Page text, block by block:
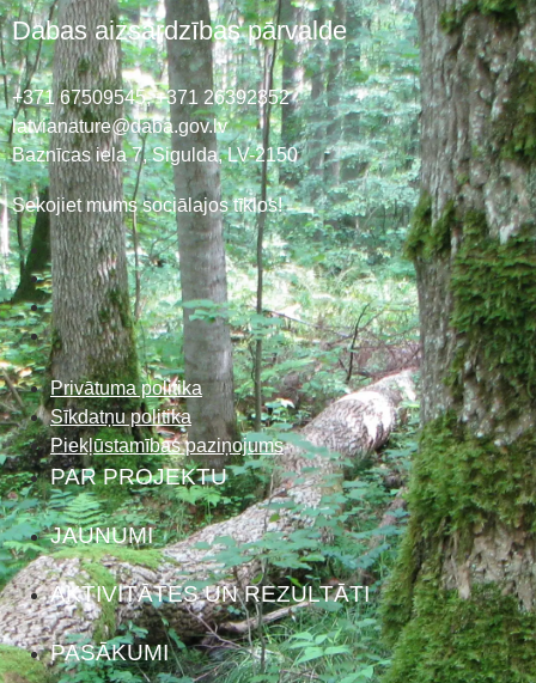
Dabas aizsardzības pārvalde
+371 67509545,+371 26392352
latvianature@daba.gov.lv
Baznīcas iela 7, Sigulda, LV-2150
Sekojiet mums sociālajos tīklos!
Privātuma politika
Sīkdatņu politika
Piekļūstamības paziņojums
PAR PROJEKTU
JAUNUMI
AKTIVITĀTES UN REZULTĀTI
PASĀKUMI